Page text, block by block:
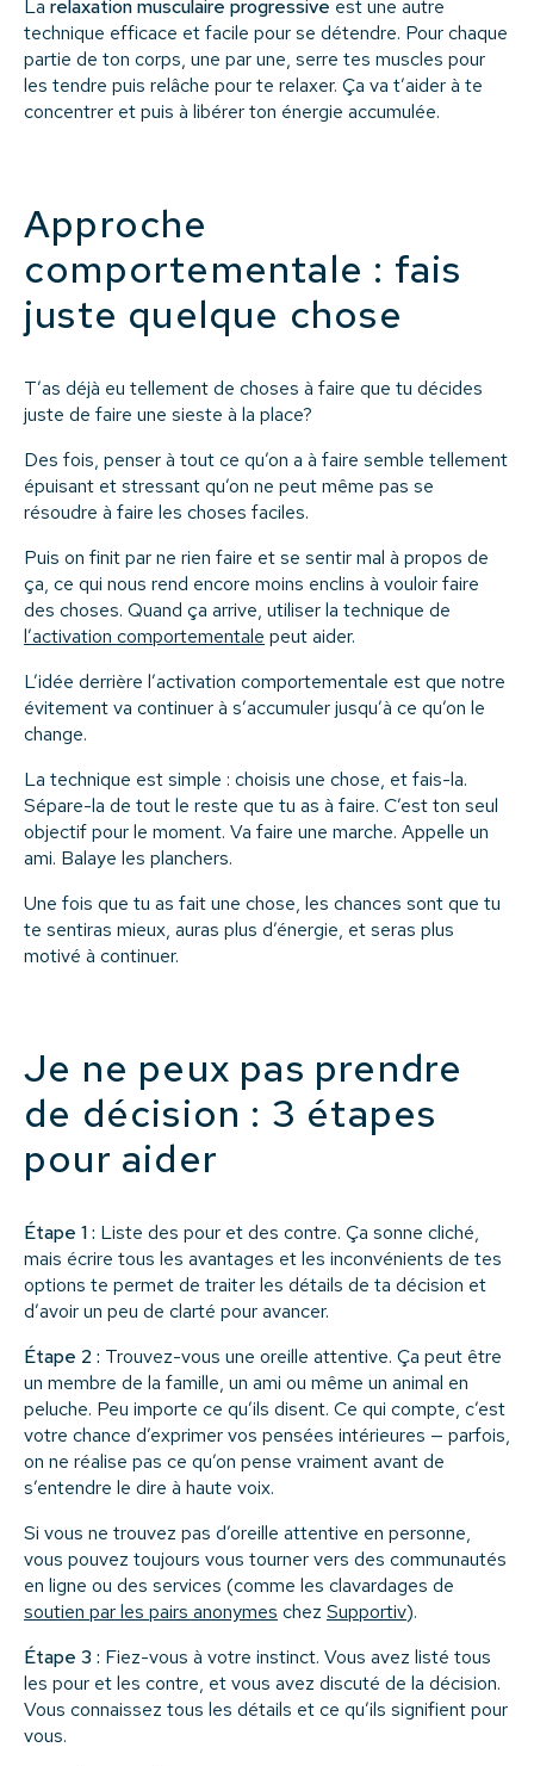
La relaxation musculaire progressive est une autre
technique efficace et facile pour se détendre. Pour chaque
partie de ton corps, une par une, serre tes muscles pour
les tendre puis relâche pour te relaxer. Ça va t’aider à te
concentrer et puis à libérer ton énergie accumulée.
Approche
comportementale : fais
juste quelque chose
T’as déjà eu tellement de choses à faire que tu décides
juste de faire une sieste à la place?
Des fois, penser à tout ce qu’on a à faire semble tellement
épuisant et stressant qu’on ne peut même pas se
résoudre à faire les choses faciles.
Puis on finit par ne rien faire et se sentir mal à propos de
ça, ce qui nous rend encore moins enclins à vouloir faire
des choses. Quand ça arrive, utiliser la technique de
l’activation comportementale peut aider.
L’idée derrière l’activation comportementale est que notre
évitement va continuer à s’accumuler jusqu’à ce qu’on le
change.
La technique est simple : choisis une chose, et fais-la.
Sépare-la de tout le reste que tu as à faire. C’est ton seul
objectif pour le moment. Va faire une marche. Appelle un
ami. Balaye les planchers.
Une fois que tu as fait une chose, les chances sont que tu
te sentiras mieux, auras plus d’énergie, et seras plus
motivé à continuer.
Je ne peux pas prendre
de décision : 3 étapes
pour aider
Étape 1 : Liste des pour et des contre. Ça sonne cliché,
mais écrire tous les avantages et les inconvénients de tes
options te permet de traiter les détails de ta décision et
d’avoir un peu de clarté pour avancer.
Étape 2 : Trouvez-vous une oreille attentive. Ça peut être
un membre de la famille, un ami ou même un animal en
peluche. Peu importe ce qu’ils disent. Ce qui compte, c’est
votre chance d’exprimer vos pensées intérieures — parfois,
on ne réalise pas ce qu’on pense vraiment avant de
s’entendre le dire à haute voix.
Si vous ne trouvez pas d’oreille attentive en personne,
vous pouvez toujours vous tourner vers des communautés
en ligne ou des services (comme les clavardages de
soutien par les pairs anonymes chez Supportiv).
Étape 3 : Fiez-vous à votre instinct. Vous avez listé tous
les pour et les contre, et vous avez discuté de la décision.
Vous connaissez tous les détails et ce qu’ils signifient pour
vous.